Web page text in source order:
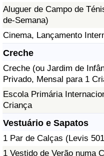
Aluguer de Campo de
de-Semana)
Cinema, Lançamento
Creche
Creche (ou Jardim de
Privado, Mensal para 1
Escola Primária
Criança
Vestuário e Sapatos
1 Par de Calças (Levis
1 Vestido de Verão numa